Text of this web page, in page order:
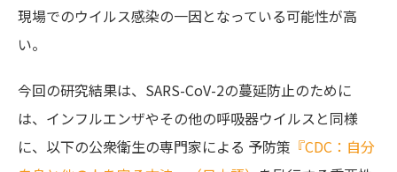
現場でのウイルス感染の一因となっている可能性が高
い。
今回の研究結果は、SARS-CoV-2の蔓延防止のために
は、インフルエンザやその他の呼吸器ウイルスと同様
に、以下の公衆衛生の専門家による 予防策 『CDC：自分